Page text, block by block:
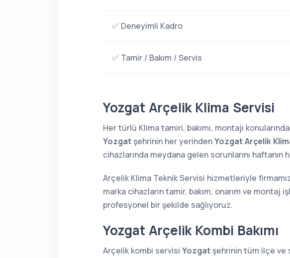
✅ Deneyimli Kadro
✅ Tamir / Bakım / Servis
Yozgat Arçelik Klima Servisi
Her türlü Klima tamiri, bakımı, montajı
Yozgat şehrinin her yerindenYozgat Arçelik
cihazlarında meydana gelen sorunlarını
Arçelik Klima Teknik Servisi hizmetleriyle
marka cihazların tamir, bakım, onarım ve
profesyonel bir şekilde sağlıyoruz.
Yozgat Arçelik Kombi Bakımı
Arçelik kombi servisi Yozgat şehrinin tüm ilçe ve